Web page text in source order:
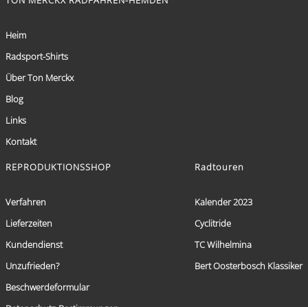
Heim
Radsport-Shirts
Über Ton Merckx
Blog
Links
Kontakt
REPRODUKTIONSSHOP
Verfahren
Lieferzeiten
Kundendienst
Unzufrieden?
Beschwerdeformular
Radtouren
Kalender 2023
Cyclitride
TC Wilhelmina
Bert Oosterbosch Klassiker